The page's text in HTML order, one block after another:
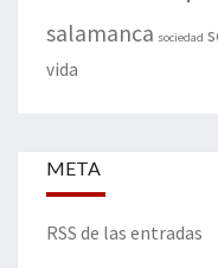
salamanca sociedad
vida
META
RSS de las entradas